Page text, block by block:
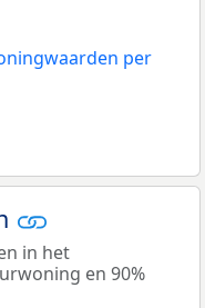
per
in het
en 90%